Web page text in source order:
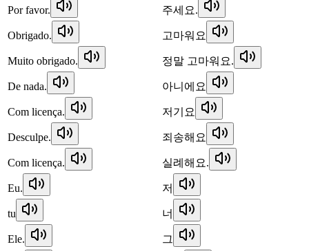
Por favor. 주세요.
Obrigado. 고마워요
Muito obrigado. 정말 고마워요.
De nada. 아니에요
Com licença. 저기요
Desculpe. 죄송해요
Com licença. 실례해요.
Eu. 저
tu 너
Ele. 그